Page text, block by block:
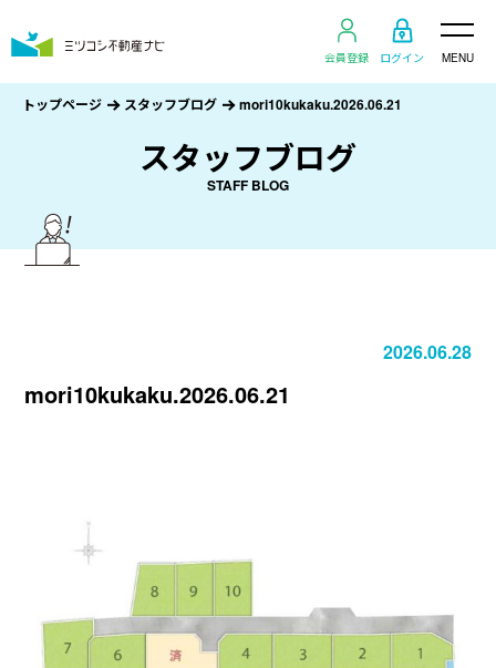
会員登録 ログイン MENU
スタッフブログ
STAFF BLOG
トップページ スタッフブログ mori10kukaku.2026.06.21
2026.06.28
mori10kukaku.2026.06.21